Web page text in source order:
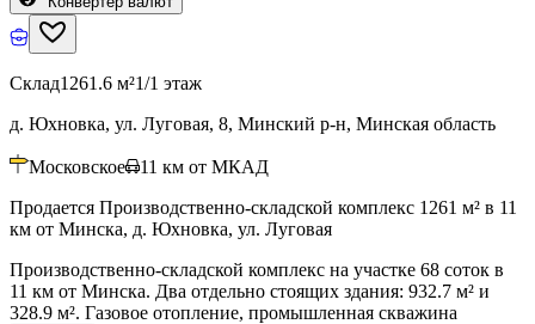
Склад1261.6 м²1/1 этаж
д. Юхновка, ул. Луговая, 8, Минский р-н, Минская область
Московское 11 км от МКАД
Продается Производственно-складской комплекс 1261 м² в 11
км от Минска, д. Юхновка, ул. Луговая
Производственно-складской комплекс на участке 68 соток в
11 км от Минска. Два отдельно стоящих здания: 932.7 м² и
328.9 м². Газовое отопление, промышленная скважина